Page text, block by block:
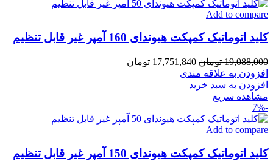
Add to compare
کلید اتوماتیک کمپکت هیوندای 160 آمپر غیر قابل تنظیم
19,088,000 تومان قیمت
اصلی
17,751,840 تومان
افزودن به علاقه مندی
افزودن به سبد خرید
مشاهده سریع
-7%
Add to compare
کلید اتوماتیک کمپکت هیوندای 150 آمپر غیر قابل تنظیم